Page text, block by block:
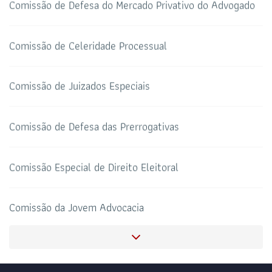
TELEFONE
TRIBUNAL DE ÉTICA CANAL PRERROGATIVAS
Comissão de Celeridade Processual
Comissão de Juizados Especiais
Comissão de Defesa das Prerrogativas
Comissão Especial de Direito Eleitoral
Comissão da Jovem Advocacia